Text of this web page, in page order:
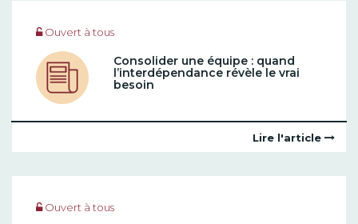
Ouvert à tous
Consolider une équipe : quand
l’interdépendance révèle le vrai
besoin
Lire l'article
Ouvert à tous